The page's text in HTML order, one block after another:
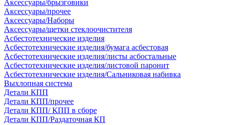
Аксессуары/брызговики
Аксессуары/прочее
Аксессуары/Наборы
Аксессуары/щетки стеклоочистителя
Асбестотехнические изделия
Асбестотехнические изделия/бумага асбестовая
Асбестотехнические изделия/листы асбостальные
Асбестотехнические изделия/листовой паронит
Асбестотехнические изделия/Сальниковая набивка
Выхлопная система
Детали КПП
Детали КПП/прочее
Детали КПП/ КПП в сборе
Детали КПП/Раздаточная КП